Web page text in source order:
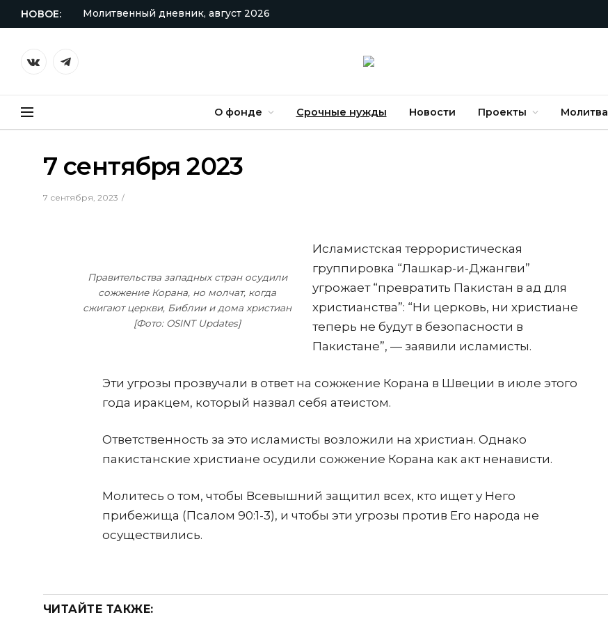
НОВОЕ: Молитвенный дневник, август 2026
VKontakteTelegram
О фонде Срочные нужды Новости Проекты Молитва
7 сентября 2023
7 сентября, 2023
Правительства западных стран осудили
сожжение Корана, но молчат, когда
сжигают церкви, Библии и дома христиан
[Фото: OSINT Updates]
Исламистская террористическая
группировка “Лашкар-и-Джангви”
угрожает “превратить Пакистан в ад для
христианства”: “Ни церковь, ни христиане
теперь не будут в безопасности в
Пакистане”, — заявили исламисты.
Эти угрозы прозвучали в ответ на сожжение Корана в Швеции в июле этого
года иракцем, который назвал себя атеистом.
Ответственность за это исламисты возложили на христиан. Однако
пакистанские христиане осудили сожжение Корана как акт ненависти.
Молитесь о том, чтобы Всевышний защитил всех, кто ищет у Него
прибежища (Псалом 90:1-3), и чтобы эти угрозы против Его народа не
осуществились.
ЧИТАЙТЕ ТАКЖЕ: